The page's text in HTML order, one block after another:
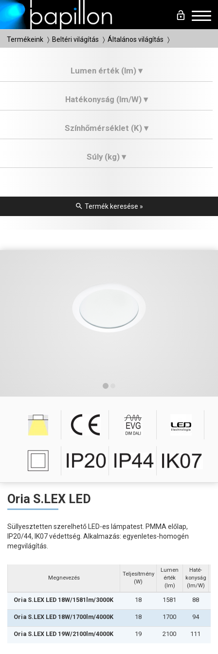
lock_open Menü
Termékeink Beltéri világítás Általános világítás
Lumen érték (lm) ▾
Hatékonyság (lm/W) ▾
Színhőmérséklet (K) ▾
Súly (kg) ▾
search Termék keresése »
Oria S.LEX LED
Süllyesztetten szerelhető LED-es lámpatest. PMMA előlap,
IP20/44, IK07 védettség. Alkalmazás: egyenletes-homogén
megvilágítás.
Megnevezés
Teljesítmény
(W)
Lumen
érték
(lm)
Haté-
konyság
(lm/W)
Oria S.LEX LED 18W/1581lm/3000K 18 1581 88
Oria S.LEX LED 18W/1700lm/4000K 18 1700 94
Oria S.LEX LED 19W/2100lm/4000K 19 2100 111